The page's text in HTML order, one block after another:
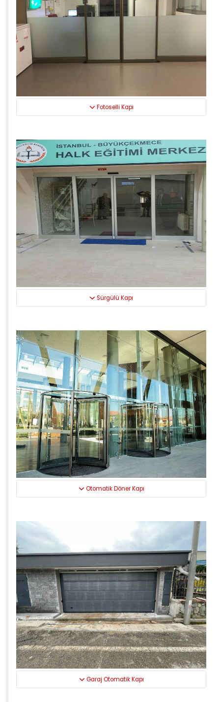
Fotoselli Kapı
Sürgülü Kapı
Otomatik Döner Kapı
Garaj Otomatik Kapı